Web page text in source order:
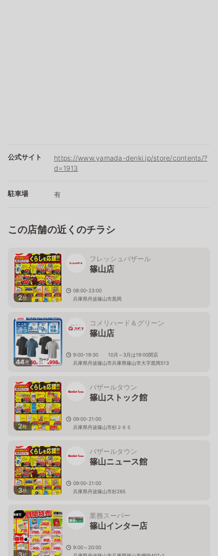
公式サイト
https://www.yamada-denki.jp/store/contents/?
d=1913
駐車場 有
この店舗の近くのチラシ
2枚
フレッシュバザール
篠山店
08:00-23:00
兵庫県丹波篠山市黒岡
44枚
コメリハード＆グリーン
篠山店
9:00-19:30 10月～3月は19:00閉店
兵庫県丹波篠山市兵庫県篠山市大字黒岡513
2枚
バザールタウン
篠山ストック館
09:00-21:00
兵庫県丹波篠山市杉２６５
3枚
バザールタウン
篠山ニュース館
09:00-21:00
兵庫県丹波篠山市杉265
3枚
業務スーパー
篠山インター店
9:00～20:00